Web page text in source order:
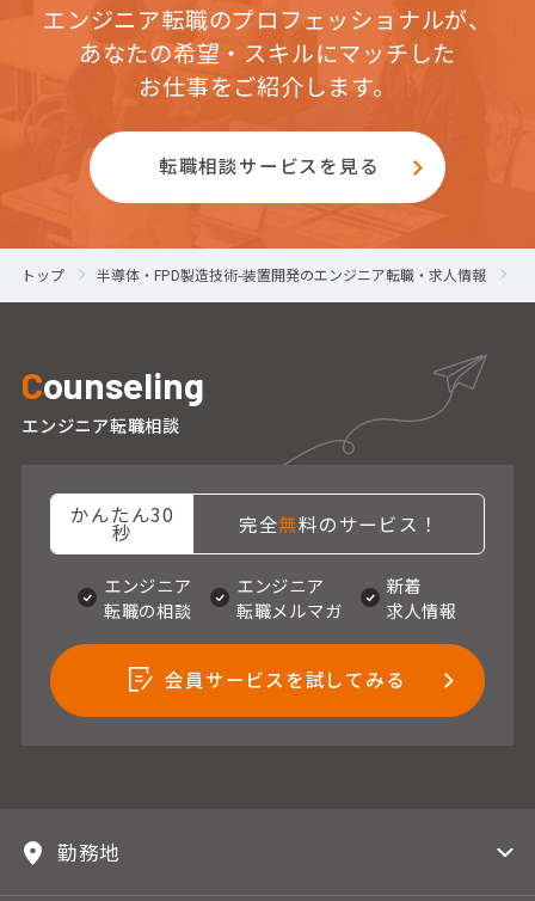
エンジニア転職のプロフェッショナルが、
あなたの希望・スキルにマッチした
お仕事をご紹介します。
転職相談サービスを見る
トップ 半導体・FPD製造技術-装置開発のエンジニア転職・求人情報
Counseling
エンジニア転職相談
かんたん30
秒 完全無料のサービス！
エンジニア
転職の相談
エンジニア
転職メルマガ
新着
求人情報
会員サービスを試してみる
勤務地